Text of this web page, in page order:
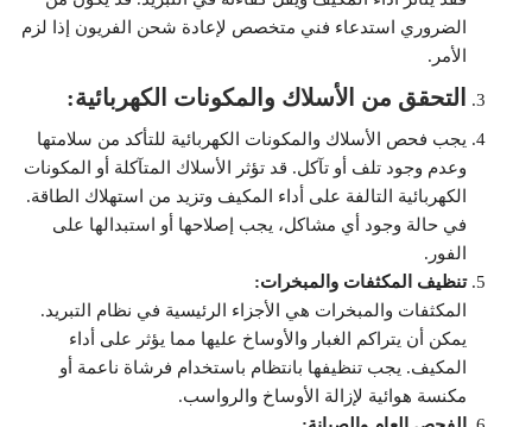
الضروري استدعاء فني متخصص لإعادة شحن الفريون إذا لزم
الأمر.
التحقق من الأسلاك والمكونات الكهربائية:
يجب فحص الأسلاك والمكونات الكهربائية للتأكد من سلامتها
وعدم وجود تلف أو تآكل. قد تؤثر الأسلاك المتآكلة أو المكونات
الكهربائية التالفة على أداء المكيف وتزيد من استهلاك الطاقة.
في حالة وجود أي مشاكل، يجب إصلاحها أو استبدالها على
الفور.
تنظيف المكثفات والمبخرات:
المكثفات والمبخرات هي الأجزاء الرئيسية في نظام التبريد.
يمكن أن يتراكم الغبار والأوساخ عليها مما يؤثر على أداء
المكيف. يجب تنظيفها بانتظام باستخدام فرشاة ناعمة أو
مكنسة هوائية لإزالة الأوساخ والرواسب.